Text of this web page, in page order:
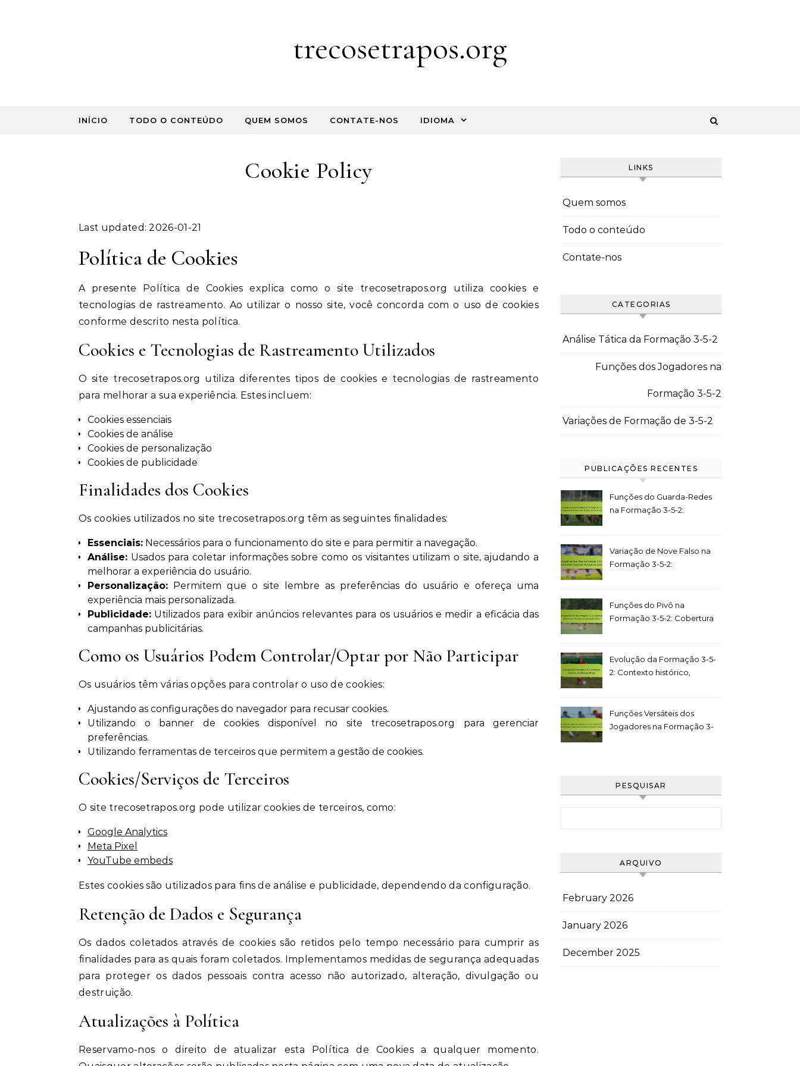
trecosetrapos.org
INÍCIO TODO O CONTEÚDO QUEM SOMOS CONTATE-NOS IDIOMA
Cookie Policy
Last updated: 2026-01-21
Política de Cookies
A presente Política de Cookies explica como o site trecosetrapos.org utiliza cookies e
tecnologias de rastreamento. Ao utilizar o nosso site, você concorda com o uso de cookies
conforme descrito nesta política.
Cookies e Tecnologias de Rastreamento Utilizados
O site trecosetrapos.org utiliza diferentes tipos de cookies e tecnologias de rastreamento
para melhorar a sua experiência. Estes incluem:
Cookies essenciais
Cookies de análise
Cookies de personalização
Cookies de publicidade
Finalidades dos Cookies
Os cookies utilizados no site trecosetrapos.org têm as seguintes finalidades:
Essenciais: Necessários para o funcionamento do site e para permitir a navegação.
Análise: Usados para coletar informações sobre como os visitantes utilizam o site, ajudando a
melhorar a experiência do usuário.
Personalização: Permitem que o site lembre as preferências do usuário e ofereça uma
experiência mais personalizada.
Publicidade: Utilizados para exibir anúncios relevantes para os usuários e medir a eficácia das
campanhas publicitárias.
Como os Usuários Podem Controlar/Optar por Não Participar
Os usuários têm várias opções para controlar o uso de cookies:
Ajustando as configurações do navegador para recusar cookies.
Utilizando o banner de cookies disponível no site trecosetrapos.org para gerenciar
preferências.
Utilizando ferramentas de terceiros que permitem a gestão de cookies.
Cookies/Serviços de Terceiros
O site trecosetrapos.org pode utilizar cookies de terceiros, como:
Google Analytics
Meta Pixel
YouTube embeds
Estes cookies são utilizados para fins de análise e publicidade, dependendo da configuração.
Retenção de Dados e Segurança
Os dados coletados através de cookies são retidos pelo tempo necessário para cumprir as
finalidades para as quais foram coletados. Implementamos medidas de segurança adequadas
para proteger os dados pessoais contra acesso não autorizado, alteração, divulgação ou
destruição.
Atualizações à Política
Reservamo-nos o direito de atualizar esta Política de Cookies a qualquer momento.
LINKS
Quem somos
Todo o conteúdo
Contate-nos
CATEGORIAS
Análise Tática da Formação 3-5-2
Funções dos Jogadores na
Formação 3-5-2
Variações de Formação de 3-5-2
PUBLICAÇÕES RECENTES
Funções do Guarda-Redes
na Formação 3-5-2:
Variação de Nove Falso na
Formação 3-5-2:
Funções do Pivô na
Formação 3-5-2: Cobertura
Evolução da Formação 3-5-
2: Contexto histórico,
Funções Versáteis dos
Jogadores na Formação 3-
PESQUISAR
ARQUIVO
February 2026
January 2026
December 2025